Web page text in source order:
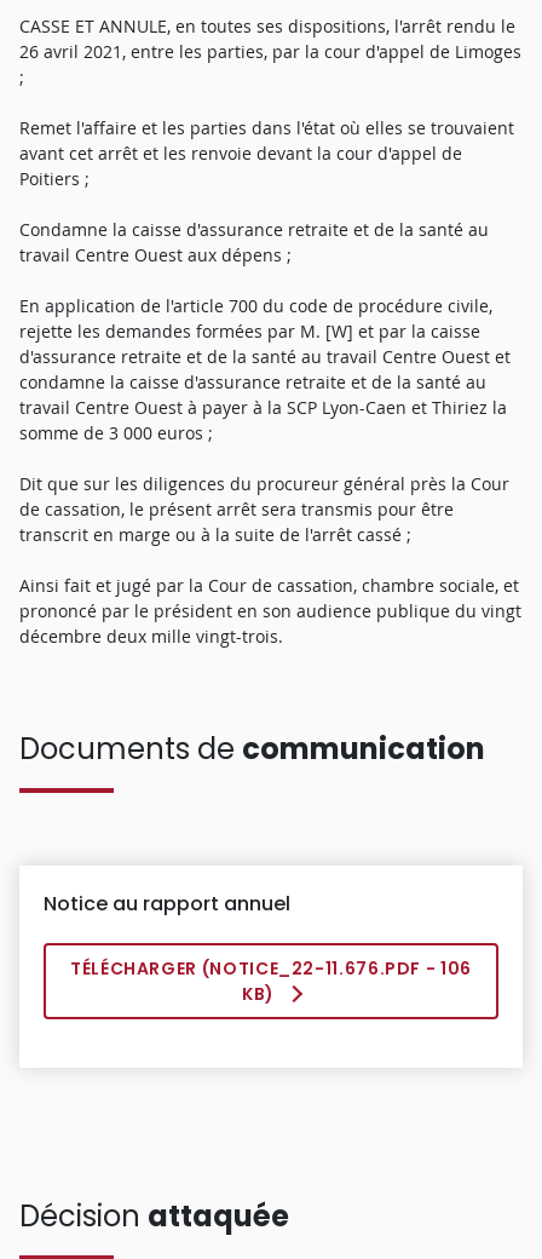
CASSE ET ANNULE, en toutes ses dispositions, l'arrêt rendu le
26 avril 2021, entre les parties, par la cour d'appel de Limoges
;
Remet l'affaire et les parties dans l'état où elles se trouvaient
avant cet arrêt et les renvoie devant la cour d'appel de
Poitiers ;
Condamne la caisse d'assurance retraite et de la santé au
travail Centre Ouest aux dépens ;
En application de l'article 700 du code de procédure civile,
rejette les demandes formées par M. [W] et par la caisse
d'assurance retraite et de la santé au travail Centre Ouest et
condamne la caisse d'assurance retraite et de la santé au
travail Centre Ouest à payer à la SCP Lyon-Caen et Thiriez la
somme de 3 000 euros ;
Dit que sur les diligences du procureur général près la Cour
de cassation, le présent arrêt sera transmis pour être
transcrit en marge ou à la suite de l'arrêt cassé ;
Ainsi fait et jugé par la Cour de cassation, chambre sociale, et
prononcé par le président en son audience publique du vingt
décembre deux mille vingt-trois.
Documents de communication
Notice au rapport annuel
TÉLÉCHARGER (NOTICE_22-11.676.PDF - 106
KB)
Décision attaquée